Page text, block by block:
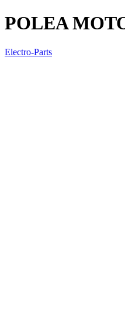
POLEA
Electro-Parts